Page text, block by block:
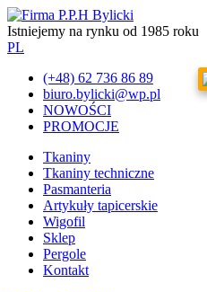
Istniejemy na rynku od 1985 roku
PL
(+48) 62 736 86 89
biuro.bylicki@wp.pl
NOWOŚCI
PROMOCJE
Tkaniny
Tkaniny techniczne
Pasmanteria
Artykuły tapicerskie
Wigofil
Sklep
Pergole
Kontakt